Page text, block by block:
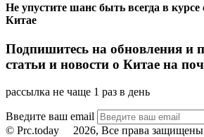
Не упустите шанс быть всегда в курсе
Китае
Подпишитесь на обновления и
статьи и новости о Китае на
рассылка не чаще 1 раз в день
Введите ваш email
© Prc.today
2026, Все права